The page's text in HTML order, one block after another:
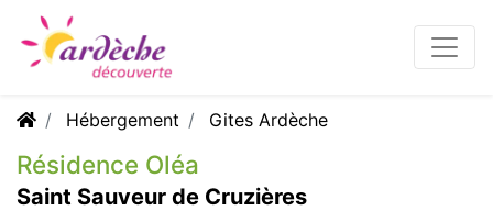
Hébergement Gites Ardèche
Résidence Oléa
Saint Sauveur de Cruzières